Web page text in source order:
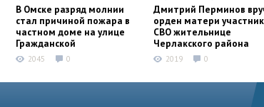
В Омске разряд молнии
стал причиной пожара в
частном доме на улице
Гражданской
2045 0
Дмитрий Перминов
орден матери
СВО жительнице
Черлакского района
2019 0